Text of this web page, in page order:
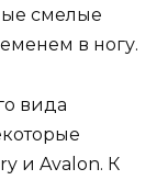
смелые
в ногу.
вида
и Avalon. К